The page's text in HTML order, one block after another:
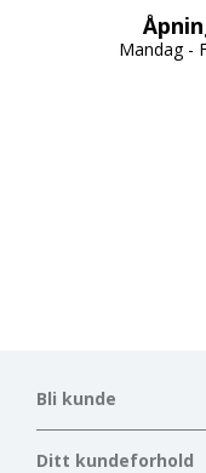
Mandag -
Bli kunde
Ditt kundeforhold